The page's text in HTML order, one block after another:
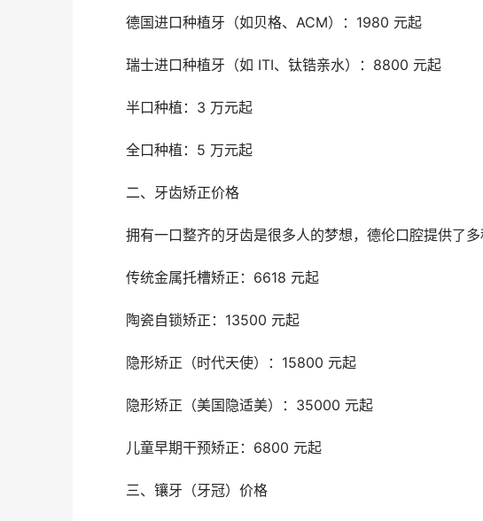
	德国进口种植牙（如贝格、ACM）：1980 元起
	瑞士进口种植牙（如 ITI、钛锆亲水）：8800 元起
	半口种植：3 万元起
	全口种植：5 万元起
	二、牙齿矫正价格
拥有一口整齐的牙齿是很多人的梦想，德伦口腔提供了
	传统金属托槽矫正：6618 元起
	陶瓷自锁矫正：13500 元起
	隐形矫正（时代天使）：15800 元起
	隐形矫正（美国隐适美）：35000 元起
	儿童早期干预矫正：6800 元起
	三、镶牙（牙冠）价格